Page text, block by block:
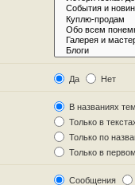
Да Нет
В названиях
Только в
Только по
Только в
Сообщения